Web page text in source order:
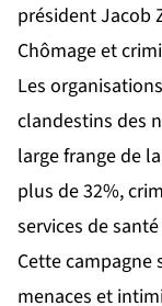
président Jacob
Chômage et
Les
clandestins des
large frange de
plus de 32%,
services de
Cette
menaces et